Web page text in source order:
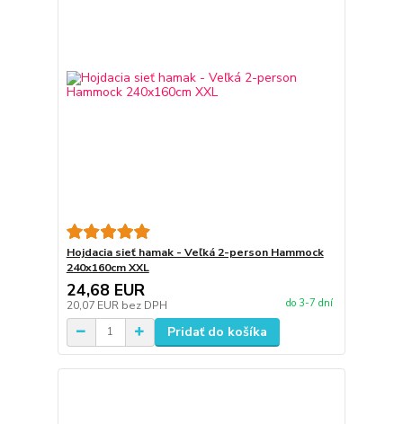
Hojdacia sieť hamak - Veľká 2-person Hammock
240x160cm XXL
24,68 EUR
20,07 EUR bez DPH do 3-7 dní
Pridať do košíka